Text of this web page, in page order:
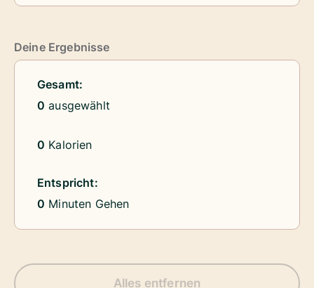
Deine Ergebnisse
Gesamt:
0 ausgewählt
0 Kalorien
Entspricht:
0 Minuten Gehen
Alles entfernen